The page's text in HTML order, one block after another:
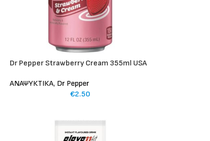
Dr Pepper Strawberry Cream 355ml USA
ΑΝΑΨΥΚΤΙΚΑ, Dr Pepper
€2.50